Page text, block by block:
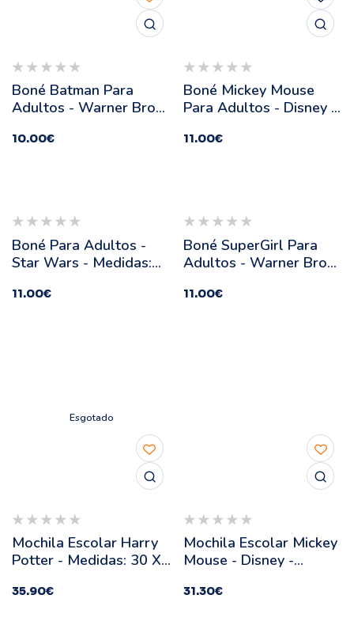
Boné Batman Para
Adultos - Warner Bros
10.00€
Boné Mickey Mouse
Para Adultos - Disney -
11.00€
Boné Para Adultos -
Star Wars - Medidas:
11.00€
Boné SuperGirl Para
Adultos - Warner Bros
11.00€
Esgotado
Mochila Escolar Harry
Potter - Medidas: 30 X
35.90€
Mochila Escolar Mickey
Mouse - Disney -
Cm
31.30€